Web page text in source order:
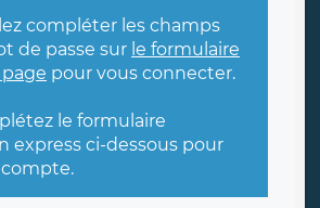
compléter les champs
de passe sur le formulaire
pour vous connecter.
le formulaire
express ci-dessous pour